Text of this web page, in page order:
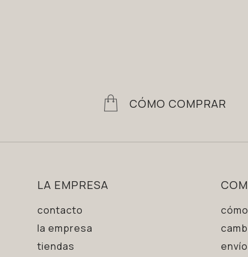
CÓMO COMPRAR
LA EMPRESA
contacto
la empresa
tiendas